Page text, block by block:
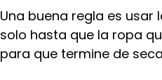
Una buena regla es
solo hasta que la ropa
para que termine de